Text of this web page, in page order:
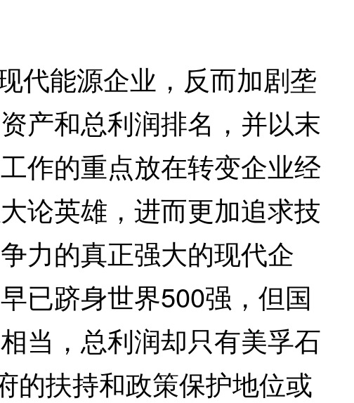
能源企业，反而加剧垄
产和总利润排名，并以末
作的重点放在转变企业经
论英雄，进而更加追求技
力的真正强大的现代企
已跻身世界500强，但国
当，总利润却只有美孚石
的扶持和政策保护地位或